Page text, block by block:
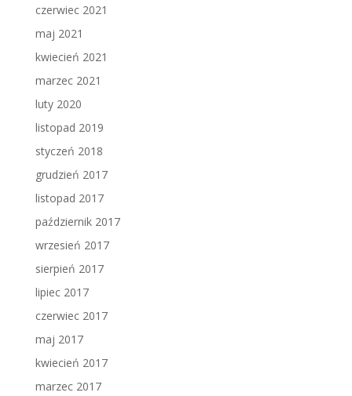
czerwiec 2021
maj 2021
kwiecień 2021
marzec 2021
luty 2020
listopad 2019
styczeń 2018
grudzień 2017
listopad 2017
październik 2017
wrzesień 2017
sierpień 2017
lipiec 2017
czerwiec 2017
maj 2017
kwiecień 2017
marzec 2017